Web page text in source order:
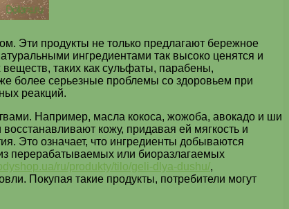
Эти продукты не только предлагают бережное
ингредиентами так высоко ценятся и
таких как сульфаты, парабены,
более серьезные проблемы со здоровьем при
реакций.
Например, масла кокоса, жожоба, авокадо и ши
кожу, придавая ей мягкость и
Это означает, что ингредиенты добываются
перерабатываемых или биоразлагаемых
ru/produkty/tilo/geli-dlya-dushu/,
Покупая такие продукты, потребители могут